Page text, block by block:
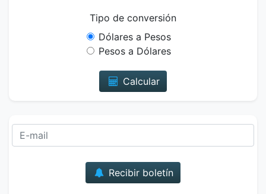
Tipo de conversión
Dólares a Pesos
Pesos a Dólares
Calcular
Recibir boletín